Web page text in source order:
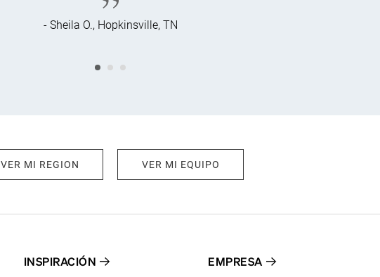
- Sheila O., Hopkinsville, TN
VER MI REGION VER MI EQUIPO
INSPIRACIÓN
EMPRESA